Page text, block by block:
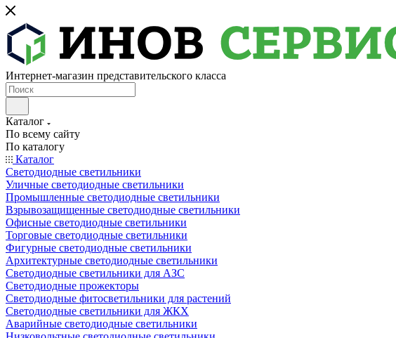
Интернет-магазин представительского класса
Каталог
По всему сайту
По каталогу
Каталог
Светодиодные светильники
Уличные светодиодные светильники
Промышленные светодиодные светильники
Взрывозащищенные светодиодные светильники
Офисные светодиодные светильники
Торговые светодиодные светильники
Фигурные светодиодные светильники
Архитектурные светодиодные светильники
Светодиодные светильники для АЗС
Светодиодные прожекторы
Светодиодные фитосветильники для растений
Светодиодные светильники для ЖКХ
Аварийные светодиодные светильники